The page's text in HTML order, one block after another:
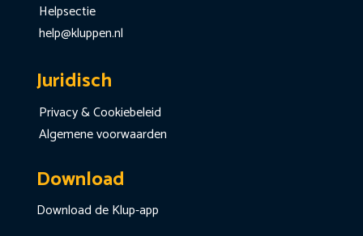
Helpsectie
help@kluppen.nl
Juridisch
Privacy & Cookiebeleid
Algemene voorwaarden
Download
Download de Klup-app